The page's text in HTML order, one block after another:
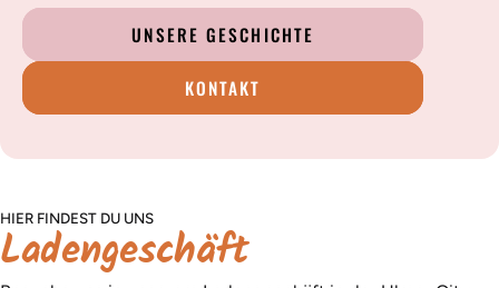
UNSERE GESCHICHTE
KONTAKT
HIER FINDEST DU UNS
Ladengeschäft